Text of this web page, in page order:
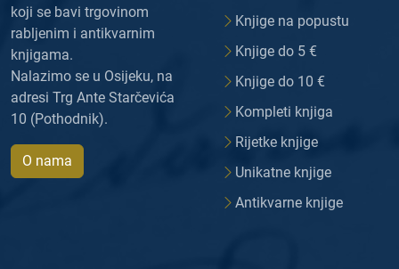
koji se bavi trgovinom
rabljenim i antikvarnim
knjigama.
Nalazimo se u Osijeku, na
adresi Trg Ante Starčevića
10 (Pothodnik).
O nama
Knjige na popustu
Knjige do 5 €
Knjige do 10 €
Kompleti knjiga
Rijetke knjige
Unikatne knjige
Antikvarne knjige